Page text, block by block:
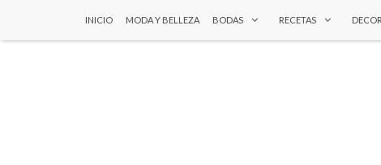
INICIO MODA Y BELLEZA BODAS RECETAS